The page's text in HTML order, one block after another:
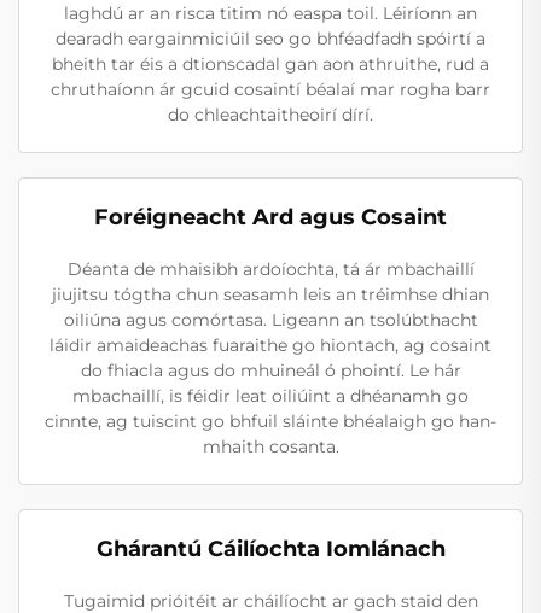
laghdú ar an risca titim nó easpa toil. Léiríonn an
dearadh eargainmiciúil seo go bhféadfadh spóirtí a
bheith tar éis a dtionscadal gan aon athruithe, rud a
chruthaíonn ár gcuid cosaintí béalaí mar rogha barr
do chleachtaitheoirí dírí.
Foréigneacht Ard agus Cosaint
Déanta de mhaisibh ardoíochta, tá ár mbachaillí
jiujitsu tógtha chun seasamh leis an tréimhse dhian
oiliúna agus comórtasa. Ligeann an tsolúbthacht
láidir amaideachas fuaraithe go hiontach, ag cosaint
do fhiacla agus do mhuineál ó phointí. Le hár
mbachaillí, is féidir leat oiliúint a dhéanamh go
cinnte, ag tuiscint go bhfuil sláinte bhéalaigh go han-
mhaith cosanta.
Ghárantú Cáilíochta Iomlánach
Tugaimid prióitéit ar cháilíocht ar gach staid den